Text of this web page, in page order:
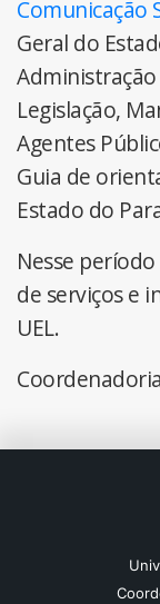
Comunicação
Geral do
Legislação,
Agentes
Guia de
Estado do
Nesse
de serviços e
UEL.